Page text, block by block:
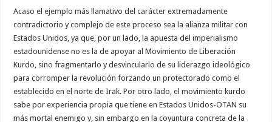
Acaso el ejemplo más llamativo del carácter extremadamente
contradictorio y complejo de este proceso sea la alianza militar con
Estados Unidos, ya que, por un lado, la apuesta del imperialismo
estadounidense no es la de apoyar al Movimiento de Liberación
Kurdo, sino fragmentarlo y desvincularlo de su liderazgo ideológico
para corromper la revolución forzando un protectorado como el
establecido en el norte de Irak. Por otro lado, el movimiento kurdo
sabe por experiencia propia que tiene en Estados Unidos-OTAN su
más mortal enemigo y, sin embargo en la coyuntura concreta de la